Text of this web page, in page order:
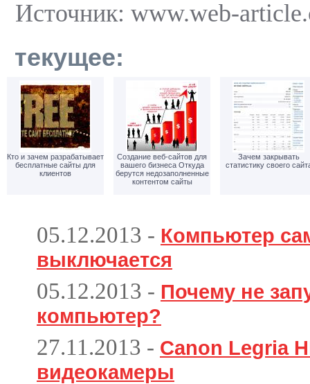
Источник: www.web-
текущее:
Кто и зачем разрабатывает
бесплатные сайты для
клиентов
Создание веб-сайтов для
вашего бизнеса Откуда
берутся недозаполненные
контентом сайты
Зачем закрывать
статистику своего
05.12.2013 - Компьютер
выключается
05.12.2013 - Почему не
компьютер?
27.11.2013 - Canon Legria
видеокамеры